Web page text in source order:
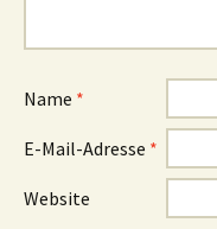
Name *
E-Mail-Adresse *
Website